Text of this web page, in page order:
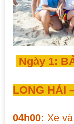
Ngày 1:
LONG HẢI
04h00: Xe